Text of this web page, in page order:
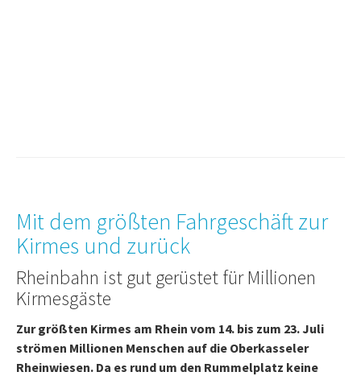
Mit dem größten Fahrgeschäft zur
Kirmes und zurück
Rheinbahn ist gut gerüstet für Millionen
Kirmesgäste
Zur größten Kirmes am Rhein vom 14. bis zum 23. Juli
strömen Millionen Menschen auf die Oberkasseler
Rheinwiesen. Da es rund um den Rummelplatz keine